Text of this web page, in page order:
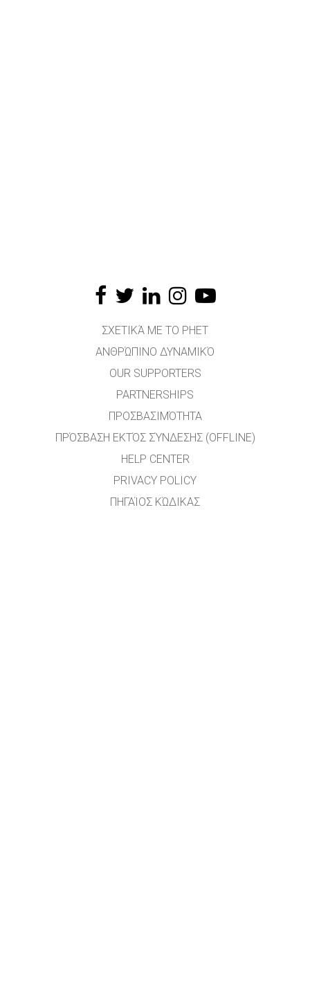
ΣΧΕΤΙΚΆ ΜΕ ΤΟ PHET
ΑΝΘΡΏΠΙΝΟ ΔΥΝΑΜΙΚΌ
OUR SUPPORTERS
PARTNERSHIPS
ΠΡΟΣΒΑΣΙΜΌΤΗΤΑ
ΠΡΌΣΒΑΣΗ ΕΚΤΌΣ ΣΎΝΔΕΣΗΣ (OFFLINE)
HELP CENTER
PRIVACY POLICY
ΠΗΓΑΊΟΣ ΚΏΔΙΚΑΣ